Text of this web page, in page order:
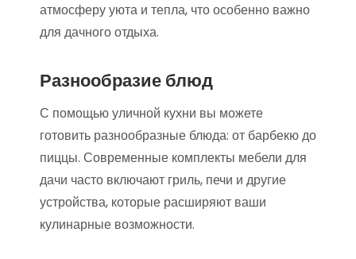
атмосферу уюта и тепла, что особенно важно
для дачного отдыха.
Разнообразие блюд
С помощью уличной кухни вы можете
готовить разнообразные блюда: от барбекю до
пиццы. Современные комплекты мебели для
дачи часто включают гриль, печи и другие
устройства, которые расширяют ваши
кулинарные возможности.